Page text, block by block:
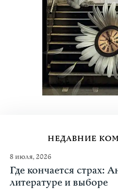
НЕДАВНИЕ
8 июля, 2026
Где кончается страх:
литературе и выборе